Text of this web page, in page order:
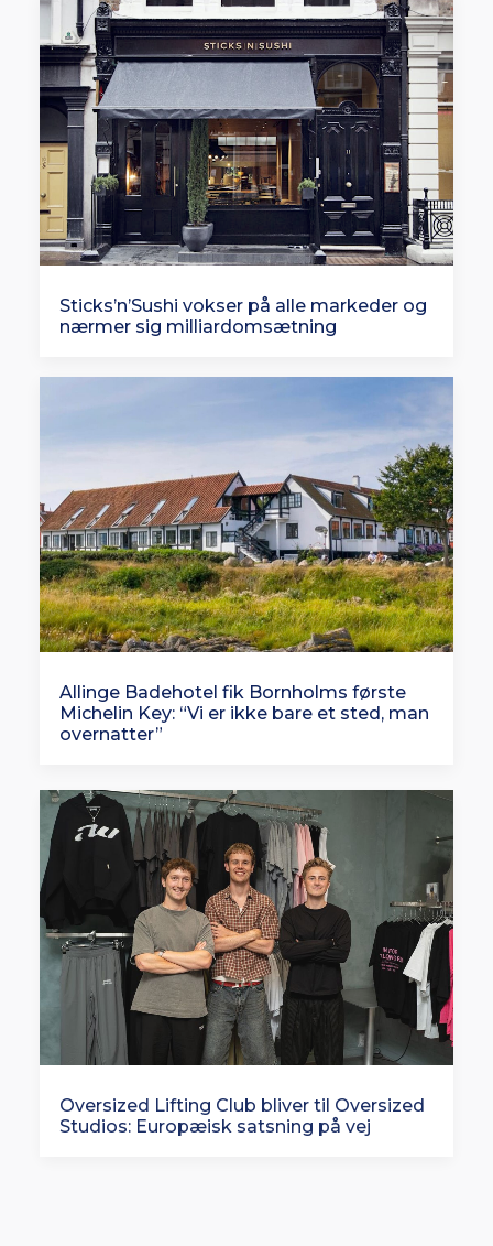
Sticks’n’Sushi vokser på alle markeder og
nærmer sig milliardomsætning
Allinge Badehotel fik Bornholms første
Michelin Key: “Vi er ikke bare et sted, man
overnatter”
Oversized Lifting Club bliver til Oversized
Studios: Europæisk satsning på vej